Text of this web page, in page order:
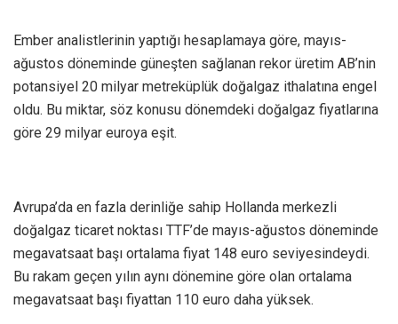
Ember analistlerinin yaptığı hesaplamaya göre, mayıs-
ağustos döneminde güneşten sağlanan rekor üretim AB’nin
potansiyel 20 milyar metreküplük doğalgaz ithalatına engel
oldu. Bu miktar, söz konusu dönemdeki doğalgaz fiyatlarına
göre 29 milyar euroya eşit.
Avrupa’da en fazla derinliğe sahip Hollanda merkezli
doğalgaz ticaret noktası TTF’de mayıs-ağustos döneminde
megavatsaat başı ortalama fiyat 148 euro seviyesindeydi.
Bu rakam geçen yılın aynı dönemine göre olan ortalama
megavatsaat başı fiyattan 110 euro daha yüksek.